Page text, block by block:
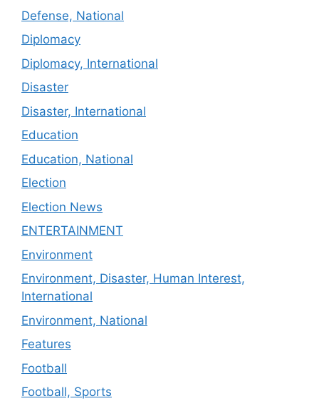
Defense, National
Diplomacy
Diplomacy, International
Disaster
Disaster, International
Education
Education, National
Election
Election News
ENTERTAINMENT
Environment
Environment, Disaster, Human Interest,
International
Environment, National
Features
Football
Football, Sports